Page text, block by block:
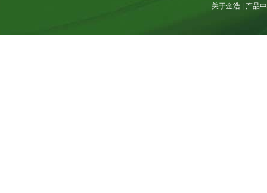
关于金浩
产品